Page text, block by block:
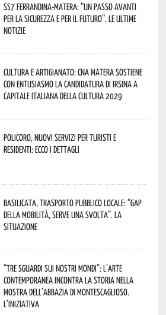
SS7 Ferrandina-Matera: “Un passo avanti
per la sicurezza e per il futuro”. Le ultime
notizie
Cultura e Artigianato: CNA Matera sostiene
con entusiasmo la candidatura di Irsina a
Capitale Italiana della Cultura 2029
Policoro, nuovi servizi per turisti e
residenti: ecco i dettagli
Basilicata, trasporto pubblico locale: “Gap
della mobilità, serve una svolta”. La
situazione
“Tre Sguardi sui Nostri Mondi”: l’arte
contemporanea incontra la storia nella
mostra dell’Abbazia di Montescaglioso.
L’iniziativa